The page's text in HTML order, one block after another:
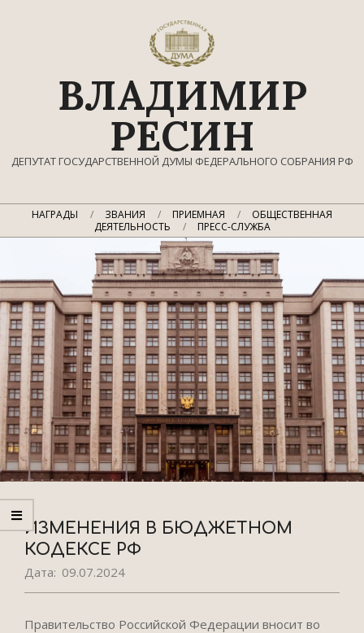
ВЛАДИМИР
РЕСИН
ДЕПУТАТ ГОСУДАРСТВЕННОЙ ДУМЫ ФЕДЕРАЛЬНОГО СОБРАНИЯ РФ
Главное
НАГРАДЫ ЗВАНИЯ ПРИЕМНАЯ
ОБЩЕСТВЕННАЯ
ДЕЯТЕЛЬНОСТЬ
ПРЕСС-СЛУЖБА
ИЗМЕНЕНИЯ В БЮДЖЕТНОМ
КОДЕКСЕ РФ
Дата: 09.07.2024
Правительство Российской Федерации вносит во